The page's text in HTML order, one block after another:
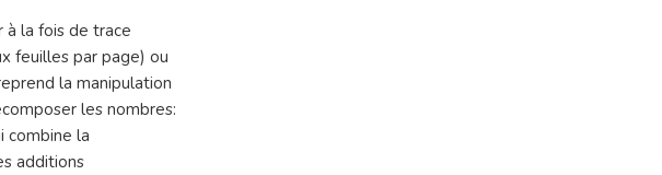
des
nombres
à la fois de trace
feuilles par page) ou
la manipulation
les nombres:
combine la
additions